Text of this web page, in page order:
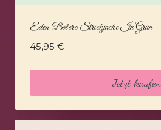
Eden Bolero Strickjacke In Grün
45,95 €
Jetzt kaufen